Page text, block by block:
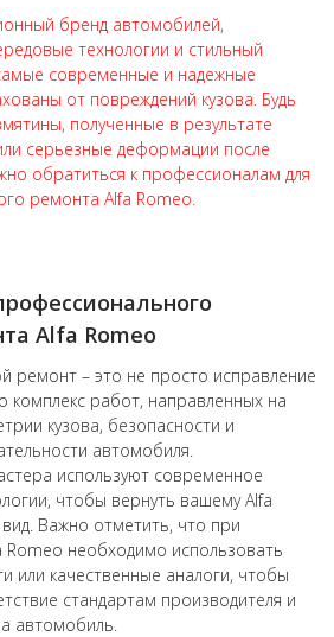
бренд автомобилей,
технологии и стильный
современные и надежные
от повреждений кузова. Будь
полученные в результате
серьезные деформации после
обратиться к профессионалам для
ремонта Alfa Romeo.
Alfa Romeo
ремонт – это не просто исправление
комплекс работ, направленных на
кузова, безопасности и
автомобиля.
используют современное
чтобы вернуть вашему Alfa
Важно отметить, что при
Romeo необходимо использовать
или качественные аналоги, чтобы
стандартам производителя и
автомобиль.